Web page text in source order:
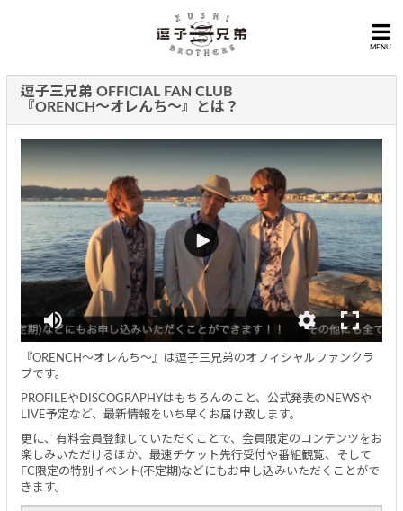
MENU
逗子三兄弟 OFFICIAL FAN CLUB
『ORENCH～オレんち～』とは？
『ORENCH～オレんち～』は逗子三兄弟のオフィシャルファンクラ
ブです。
PROFILEやDISCOGRAPHYはもちろんのこと、公式発表のNEWSや
LIVE予定など、最新情報をいち早くお届け致します。
更に、有料会員登録していただくことで、会員限定のコンテンツをお
楽しみいただけるほか、最速チケット先行受付や番組観覧、そして
FC限定の特別イベント(不定期)などにもお申し込みいただくことがで
きます。